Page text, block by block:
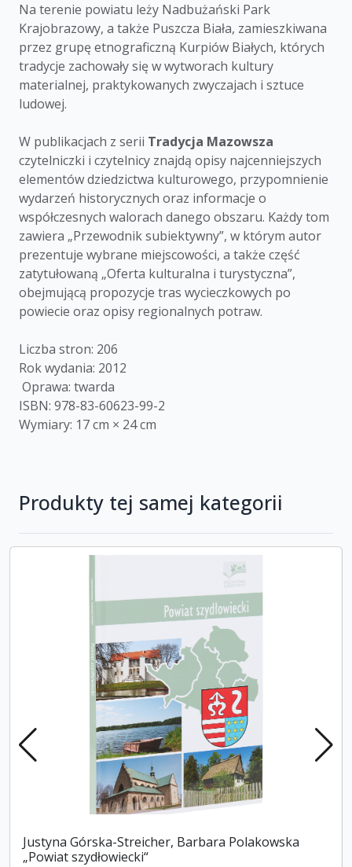
Na terenie powiatu leży Nadbużański Park
Krajobrazowy, a także Puszcza Biała, zamieszkiwana
przez grupę etnograficzną Kurpiów Białych, których
tradycje zachowały się w wytworach kultury
materialnej, praktykowanych zwyczajach i sztuce
ludowej.
W publikacjach z serii Tradycja Mazowsza
czytelniczki i czytelnicy znajdą opisy najcenniejszych
elementów dziedzictwa kulturowego, przypomnienie
wydarzeń historycznych oraz informacje o
współczesnych walorach danego obszaru. Każdy tom
zawiera „Przewodnik subiektywny”, w którym autor
prezentuje wybrane miejscowości, a także część
zatytułowaną „Oferta kulturalna i turystyczna”,
obejmującą propozycje tras wycieczkowych po
powiecie oraz opisy regionalnych potraw.
Liczba stron: 206
Rok wydania: 2012
Oprawa: twarda
ISBN: 978-83-60623-99-2
Wymiary: 17 cm × 24 cm
Produkty tej samej kategorii
Justyna Górska-Streicher, Barbara Polakowska
„Powiat szydłowiecki“